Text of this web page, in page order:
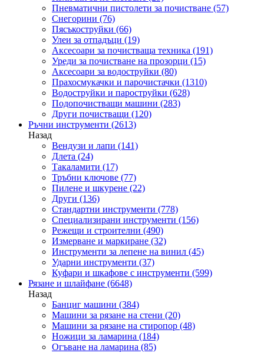
Пневматични пистолети за почистване (57)
Снегорини (76)
Пясъкоструйки (66)
Улеи за отпадъци (19)
Аксесоари за почистваща техника (191)
Уреди за почистване на прозорци (15)
Аксесоари за водоструйки (80)
Прахосмукачки и парочистачки (1310)
Водоструйки и пароструйки (628)
Подопочистващи машини (283)
Други почистващи (120)
Ръчни инструменти (2613)
Назад
Вендузи и лапи (141)
Длета (24)
Такаламити (17)
Тръбни ключове (77)
Пилене и шкурене (22)
Други (136)
Стандартни инструменти (778)
Специализирани инструменти (156)
Режещи и строителни (490)
Измерване и маркиране (32)
Инструменти за лепене на винил (45)
Ударни инструменти (37)
Куфари и шкафове с инструменти (599)
Рязане и шлайфане (6648)
Назад
Банциг машини (384)
Машини за рязане на стени (20)
Машини за рязане на стиропор (48)
Ножици за ламарина (184)
Огъване на ламарина (85)